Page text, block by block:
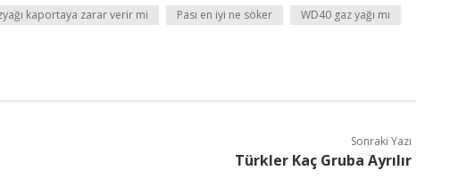
kaportaya zarar verir mi Pası en iyi ne söker WD40 gaz yağı mı
Sonraki Yazı
Türkler Kaç Gruba Ayrılır